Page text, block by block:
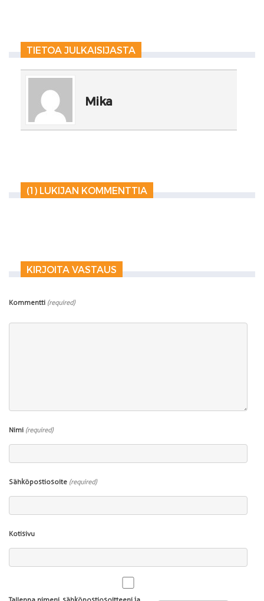
TIETOA JULKAISIJASTA
Mika
(1) LUKIJAN KOMMENTTIA
KIRJOITA VASTAUS
Kommentti (required)
Nimi (required)
Sähköpostiosoite (required)
Kotisivu